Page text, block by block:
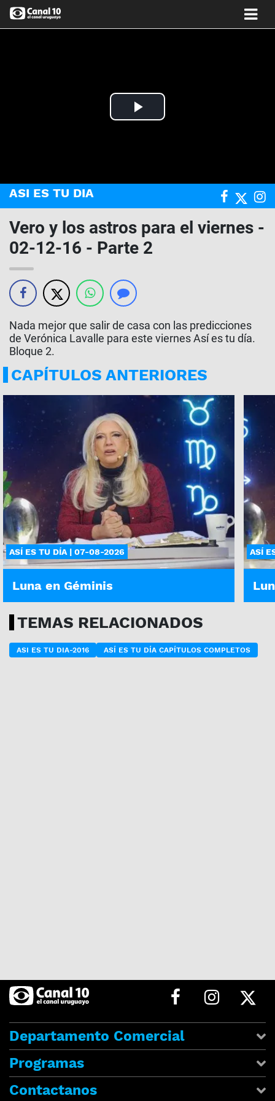
Play
ASI ES TU DIA
Vero y los astros para el viernes -
02-12-16 - Parte 2
Nada mejor que salir de casa con las predicciones
de Verónica Lavalle para este viernes Así es tu día.
Bloque 2.
CAPÍTULOS ANTERIORES
ASÍ ES TU DÍA | 07-08-2026
Luna en Géminis
ASÍ
TEMAS RELACIONADOS
ASI ES TU DIA-2016 ASÍ ES TU DÍA CAPÍTULOS COMPLETOS
Departamento Comercial
Programas
Contactanos